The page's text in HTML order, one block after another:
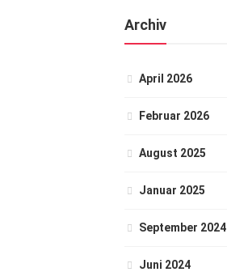
Archiv
April 2026
Februar 2026
August 2025
Januar 2025
September 2024
Juni 2024